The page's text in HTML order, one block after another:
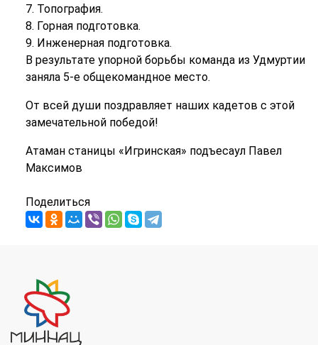
7. Топография.
8. Горная подготовка.
9. Инженерная подготовка.
В результате упорной борьбы команда из Удмуртии
заняла 5-е общекомандное место.
От всей души поздравляет наших кадетов с этой
замечательной победой!
Атаман станицы «Игринская» подъесаул Павел
Максимов
Поделиться